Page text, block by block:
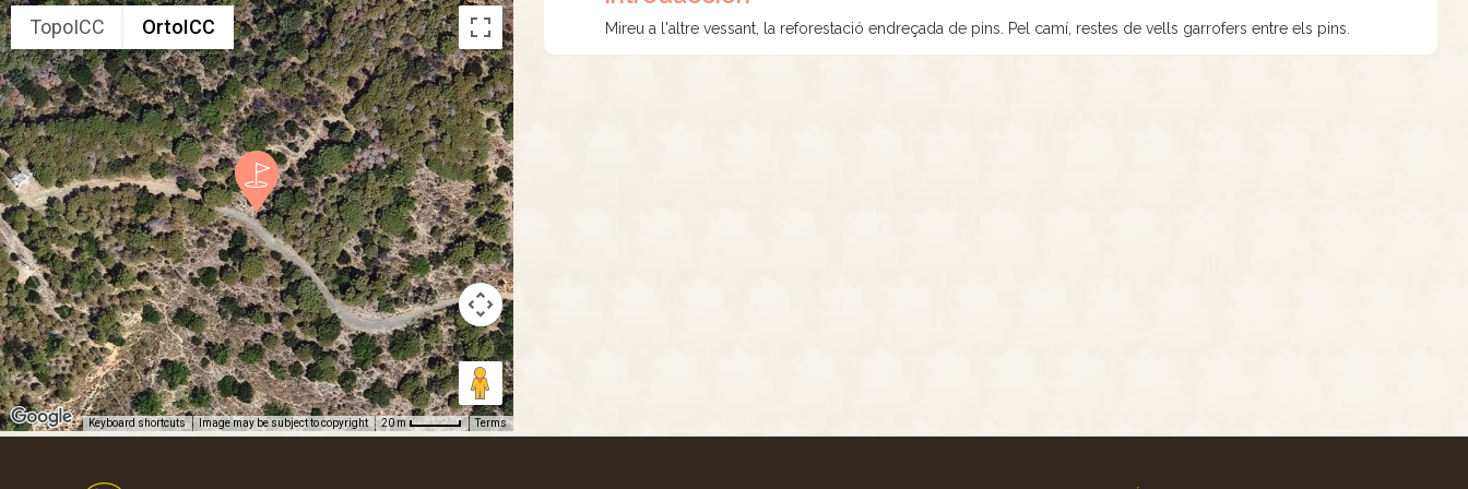
TopoICC OrtoICC
Keyboard shortcuts Image may be subject to copyright 20 m Terms
Mireu a l'altre vessant, la reforestació endreçada de pins. Pel camí, restes de vells garrofers entre els pins.